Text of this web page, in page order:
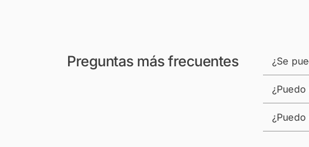
Preguntas más frecuentes ¿Se